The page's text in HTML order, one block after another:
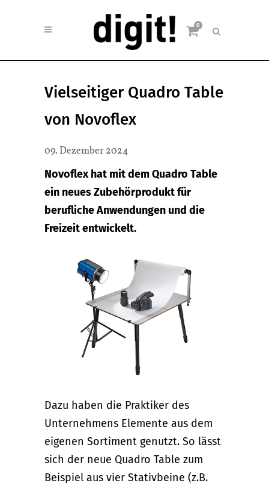
0
Vielseitiger Quadro Table
von Novoflex
09. Dezember 2024
Novoflex hat mit dem Quadro Table
ein neues Zubehörprodukt für
berufliche Anwendungen und die
Freizeit entwickelt.
Dazu haben die Praktiker des
Unternehmens Elemente aus dem
eigenen Sortiment genutzt. So lässt
sich der neue Quadro Table zum
Beispiel aus vier Stativbeine (z.B.